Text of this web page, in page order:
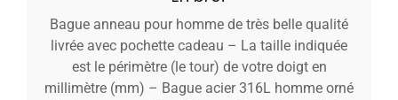
Bague anneau pour homme de très belle qualité
livrée avec pochette cadeau – La taille indiquée
est le périmètre (le tour) de votre doigt en
millimètre (mm) – Bague acier 316L homme orné